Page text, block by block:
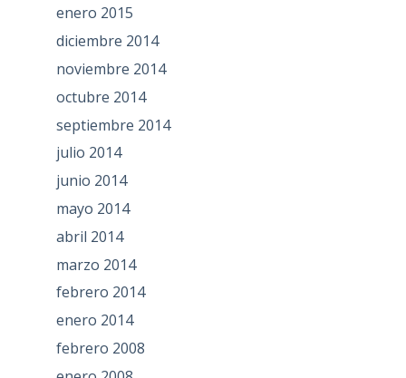
enero 2015
diciembre 2014
noviembre 2014
octubre 2014
septiembre 2014
julio 2014
junio 2014
mayo 2014
abril 2014
marzo 2014
febrero 2014
enero 2014
febrero 2008